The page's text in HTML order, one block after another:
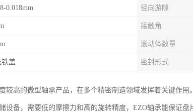
0.018mm 径向游隙
接触角
滚动体数量
盖 密封形式
较高的微型轴承产品，在多个精密制造领域发挥着关键作
设备，需要低的摩擦力和高的旋转精度，EZO轴承能保证